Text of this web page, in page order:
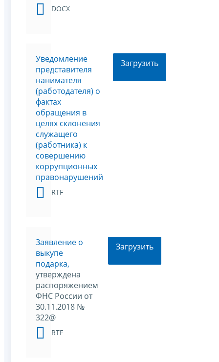
DOCX
Уведомление
представителя
нанимателя
(работодателя) о
фактах
обращения в
целях склонения
служащего
(работника) к
совершению
коррупционных
правонарушений
RTF
Загрузить
Заявление о
выкупе
подарка,
утверждена
распоряжением
ФНС России от
30.11.2018 №
322@
RTF
Загрузить